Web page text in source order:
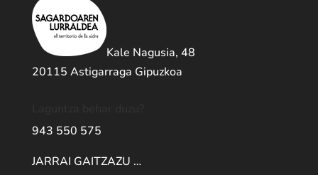
Kale Nagusia, 48
20115 Astigarraga Gipuzkoa
943 550 575
JARRAI GAITZAZU …